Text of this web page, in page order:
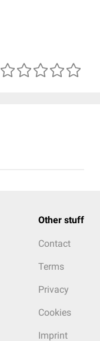
Other stuff
Contact
Terms
Privacy
Cookies
Imprint